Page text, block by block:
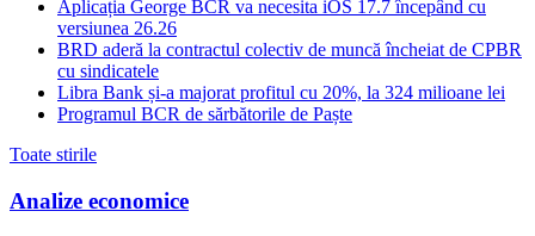
Aplicația George BCR va necesita iOS 17.7 începând cu
versiunea 26.26
BRD aderă la contractul colectiv de muncă încheiat de CPBR
cu sindicatele
Libra Bank și-a majorat profitul cu 20%, la 324 milioane lei
Programul BCR de sărbătorile de Paște
Toate stirile
Analize economice